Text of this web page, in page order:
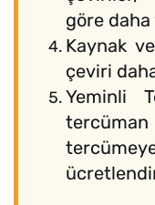
göre daha
Kaynak
çeviri
Yeminli